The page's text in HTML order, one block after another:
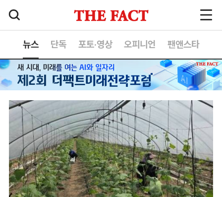
뉴스 단독 포토·영상 오피니언 팬앤스타